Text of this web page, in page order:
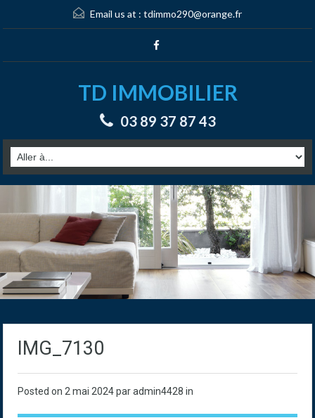
Email us at : tdimmo290@orange.fr
TD IMMOBILIER
03 89 37 87 43
IMG_7130
Posted on 2 mai 2024par admin4428 in